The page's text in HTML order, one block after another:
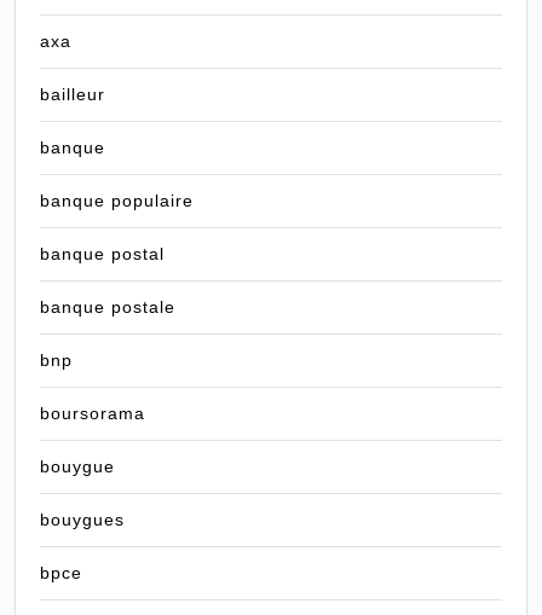
axa
bailleur
banque
banque populaire
banque postal
banque postale
bnp
boursorama
bouygue
bouygues
bpce